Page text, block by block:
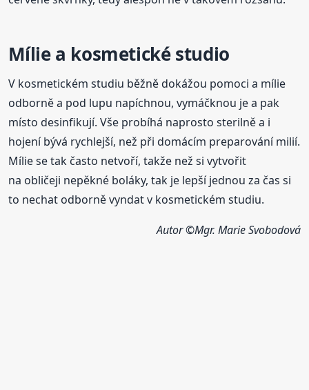
Mílie a kosmetické studio
V kosmetickém studiu běžně dokážou pomoci a mílie
odborně a pod lupu napíchnou, vymáčknou je a pak
místo desinfikují. Vše probíhá naprosto sterilně a i
hojení bývá rychlejší, než při domácím preparování milií.
Mílie se tak často netvoří, takže než si vytvořit
na obličeji nepěkné boláky, tak je lepší jednou za čas si
to nechat odborně vyndat v kosmetickém studiu.
Autor ©Mgr. Marie Svobodová